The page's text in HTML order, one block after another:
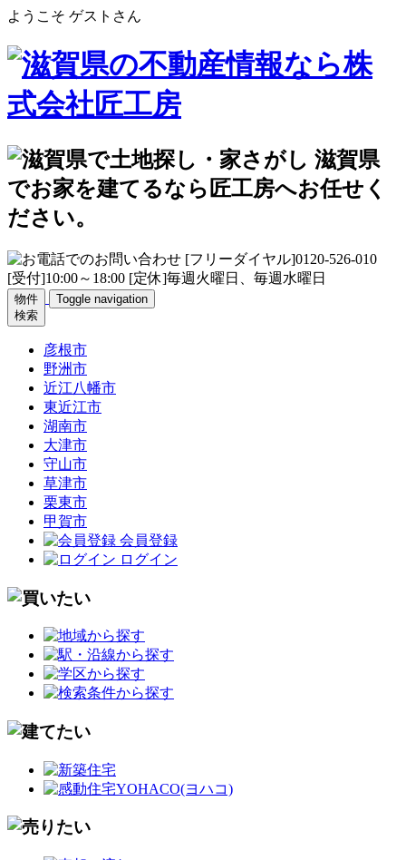
ようこそ ゲストさん
物件
検索
Toggle navigation
彦根市
野洲市
近江八幡市
東近江市
湖南市
大津市
守山市
草津市
栗東市
甲賀市
会員登録
ログイン